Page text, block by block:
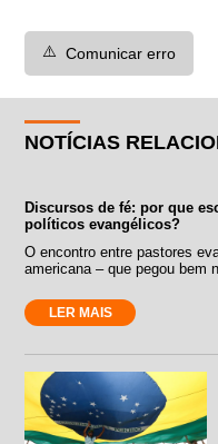
⚠️ Comunicar erro
NOTÍCIAS
Discursos de fé: por que
políticos evangélicos?
O encontro entre pastores
americana – que pegou bem
LER MAIS